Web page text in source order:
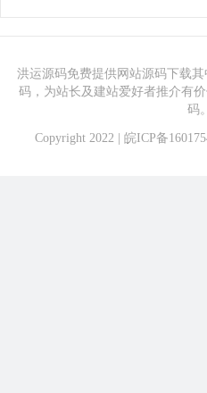
洪运源码免费提供网站源码下载其
码，为站长及建站爱好者推介有
码。
Copyright 2022 | 皖ICP备